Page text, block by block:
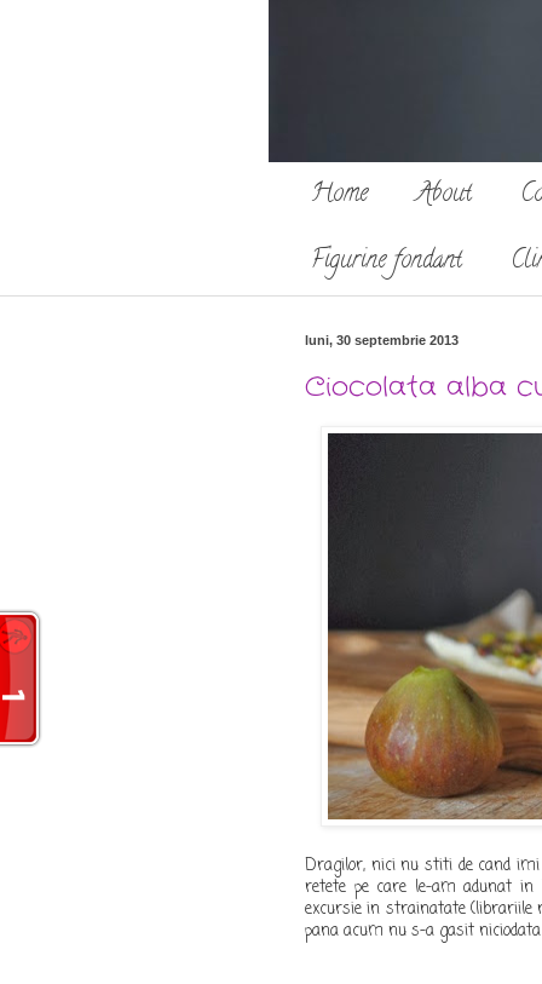
Home About
Figurine fondant
luni, 30 septembrie 2013
Ciocolata alba
Dragilor, nici nu stiti de cand
retete pe care le-am adunat in
excursie in strainatate (librariile
pana acum nu s-a gasit